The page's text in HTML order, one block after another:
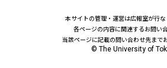
本サイトの管理・運営は広報室が行な
各ページの内容に関連するお問い合
当該ページに記載の問い合わせ先まで
© The University of